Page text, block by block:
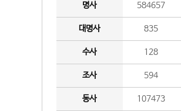
명사 584657
대명사 835
수사 128
조사 594
동사 107473